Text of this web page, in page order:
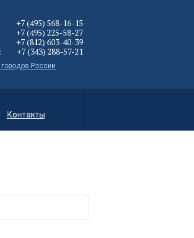
+7 (495) 568-16-15
+7 (495) 225-58-27
+7 (812) 603-40-39
+7 (343) 288-57-21
России
Контакты